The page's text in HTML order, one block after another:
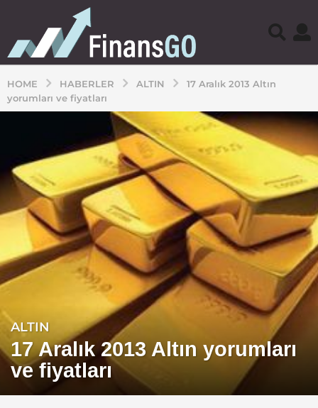
HOME HABERLER ALTIN
17 Aralık 2013 Altın
yorumları ve fiyatları
1
3
y
ı
l
ALTIN
17 Aralık 2013 Altın yorumları
ve fiyatları